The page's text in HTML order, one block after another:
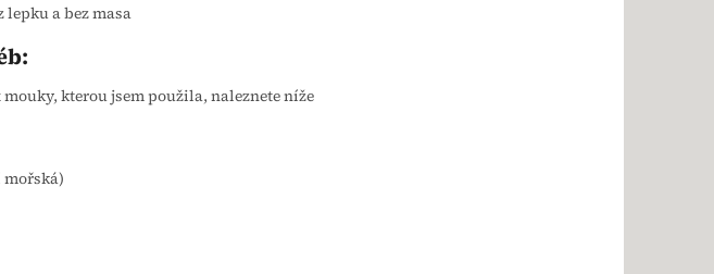
lepku a bez masa
kterou jsem použila, naleznete níže